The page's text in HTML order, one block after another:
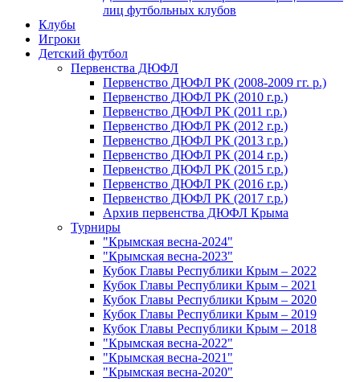
лиц футбольных клубов
Клубы
Игроки
Детский футбол
Первенства ДЮФЛ
Первенство ДЮФЛ РК (2008-2009 гг. р.)
Первенство ДЮФЛ РК (2010 г.р.)
Первенство ДЮФЛ РК (2011 г.р.)
Первенство ДЮФЛ РК (2012 г.р.)
Первенство ДЮФЛ РК (2013 г.р.)
Первенство ДЮФЛ РК (2014 г.р.)
Первенство ДЮФЛ РК (2015 г.р.)
Первенство ДЮФЛ РК (2016 г.р.)
Первенство ДЮФЛ РК (2017 г.р.)
Архив первенства ДЮФЛ Крыма
Турниры
"Крымская весна-2024"
"Крымская весна-2023"
Кубок Главы Республики Крым – 2022
Кубок Главы Республики Крым – 2021
Кубок Главы Республики Крым – 2020
Кубок Главы Республики Крым – 2019
Кубок Главы Республики Крым – 2018
"Крымская весна-2022"
"Крымская весна-2021"
"Крымская весна-2020"